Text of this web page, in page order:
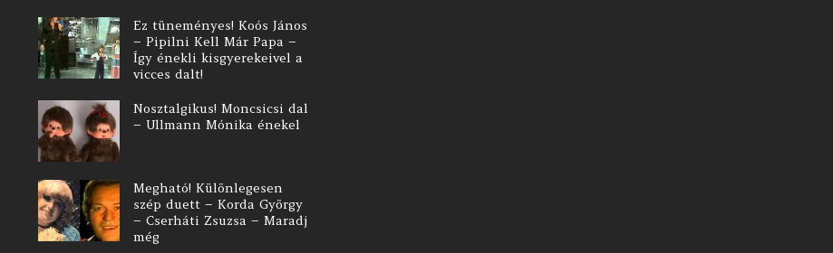
Ez tüneményes! Koós János
– Pipilni Kell Már Papa –
Így énekli kisgyerekeivel a
vicces dalt!
Nosztalgikus! Moncsicsi dal
– Ullmann Mónika énekel
Megható! Különlegesen
szép duett – Korda György
– Cserháti Zsuzsa – Maradj
még